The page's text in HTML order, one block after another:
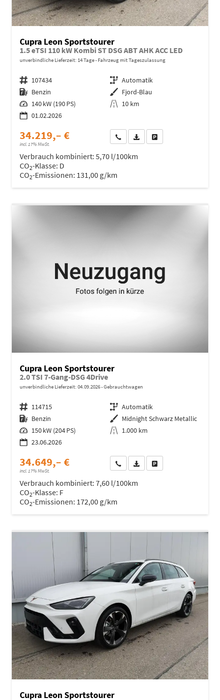
Cupra Leon Sportstourer
1.5 eTSI 110 kW Kombi ST DSG ABT AHK ACC LED
unverbindliche Lieferzeit: 14 Tage Fahrzeug mit Tageszulassung
Fahrzeugnr. 107434 Getriebe Automatik
Kraftstoff Benzin Außenfarbe Fjord-Blau
Leistung 140 kW (190 PS) Kilometerstand 10 km
01.02.2026
34.219,– €
incl. 17% MwSt.
Wir rufen Sie anFahrzeugexposé (PDF)
Verbrauch kombiniert: 5,70 l/100km
CO2-Klasse: D
CO2-Emissionen: 131,00 g/km
Cupra Leon Sportstourer
2.0 TSI 7-Gang-DSG 4Drive
unverbindliche Lieferzeit: 04.09.2026 Gebrauchtwagen
Fahrzeugnr. 114715 Getriebe Automatik
Kraftstoff Benzin Außenfarbe Midnight Schwarz Metallic
Leistung 150 kW (204 PS) Kilometerstand 1.000 km
23.06.2026
34.649,– €
incl. 17% MwSt.
Wir rufen Sie anFahrzeugexposé (PDF)
Verbrauch kombiniert: 7,60 l/100km
CO2-Klasse: F
CO2-Emissionen: 172,00 g/km
Cupra Leon Sportstourer